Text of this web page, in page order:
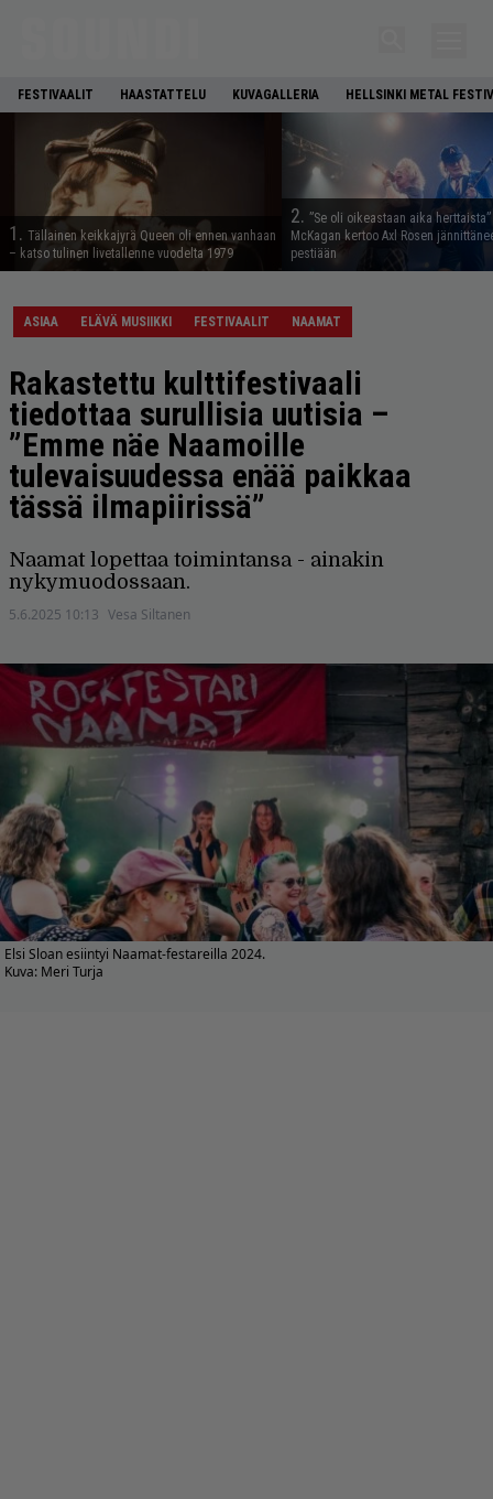
FESTIVAALIT HAASTATTELU KUVAGALLERIA HELLSINKI METAL
1. Tällainen keikkajyrä Queen oli ennen vanhaan
– katso tulinen livetallenne vuodelta 1979
2. ”Se oli oikeastaan aika
McKagan kertoo Axl Rosen
pestiään
ASIAA ELÄVÄ MUSIIKKI FESTIVAALIT NAAMAT
Rakastettu kulttifestivaali
tiedottaa surullisia uutisia –
”Emme näe Naamoille
tulevaisuudessa enää paikkaa
tässä ilmapiirissä”
Naamat lopettaa toimintansa - ainakin
nykymuodossaan.
5.6.2025 10:13 Vesa Siltanen
Elsi Sloan esiintyi Naamat-festareilla 2024.
Kuva: Meri Turja